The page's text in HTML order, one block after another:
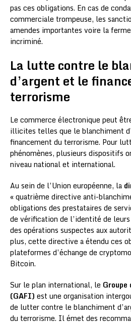
pas ces obligations. En cas de
commerciale trompeuse, les
amendes importantes voire la
incriminé.
La lutte contre le
d’argent et le
terrorisme
Le commerce électronique peut
illicites telles que le blanchiment
financement du terrorisme. Pour
phénomènes, plusieurs dispositifs
niveau national et international.
Au sein de l’Union européenne, la
« quatrième directive anti-
obligations des prestataires de
de vérification de l’identité de
des opérations suspectes aux
plus, cette directive a étendu ces
plateformes d’échange de
Bitcoin.
Sur le plan international, le
(GAFI) est une organisation
de lutter contre le blanchiment
du terrorisme. Il émet des